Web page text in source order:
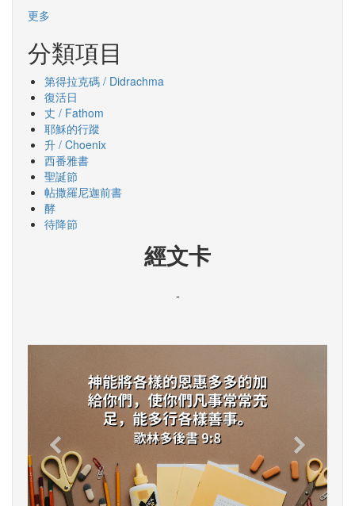
更多
分類項目
第得拉克碼 / Didrachma
復活日
丈 / Fathom
耶穌的行蹤
升 / Choenix
西番雅書
聖誕節
帖撒羅尼迦前書
酵
待降節
經文卡
-